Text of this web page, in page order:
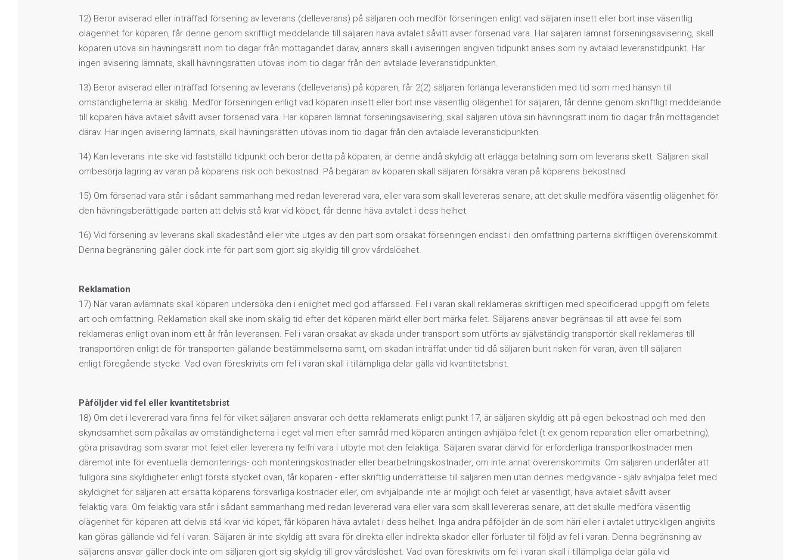
12) Beror aviserad eller inträffad försening av leverans (delleverans) på säljaren och medför förseningen enligt vad säljaren insett eller bort inse väsentlig
olägenhet för köparen, får denne genom skriftligt meddelande till säljaren häva avtalet såvitt avser försenad vara. Har säljaren lämnat förseningsavisering, skall
köparen utöva sin hävningsrätt inom tio dagar från mottagandet därav, annars skall i aviseringen angiven tidpunkt anses som ny avtalad leveranstidpunkt. Har
ingen avisering lämnats, skall hävningsrätten utövas inom tio dagar från den avtalade leveranstidpunkten.
13) Beror aviserad eller inträffad försening av leverans (delleverans) på köparen, får 2(2) säljaren förlänga leveranstiden med tid som med hänsyn till
omständigheterna är skälig. Medför förseningen enligt vad köparen insett eller bort inse väsentlig olägenhet för säljaren, får denne genom skriftligt meddelande
till köparen häva avtalet såvitt avser försenad vara. Har köparen lämnat förseningsavisering, skall säljaren utöva sin hävningsrätt inom tio dagar från mottagandet
därav. Har ingen avisering lämnats, skall hävningsrätten utövas inom tio dagar från den avtalade leveranstidpunkten.
14) Kan leverans inte ske vid fastställd tidpunkt och beror detta på köparen, är denne ändå skyldig att erlägga betalning som om leverans skett. Säljaren skall
ombesörja lagring av varan på köparens risk och bekostnad. På begäran av köparen skall säljaren försäkra varan på köparens bekostnad.
15) Om försenad vara står i sådant sammanhang med redan levererad vara, eller vara som skall levereras senare, att det skulle medföra väsentlig olägenhet för
den hävningsberättigade parten att delvis stå kvar vid köpet, får denne häva avtalet i dess helhet.
16) Vid försening av leverans skall skadestånd eller vite utges av den part som orsakat förseningen endast i den omfattning parterna skriftligen överenskommit.
Denna begränsning gäller dock inte för part som gjort sig skyldig till grov vårdslöshet.
Reklamation
17) När varan avlämnats skall köparen undersöka den i enlighet med god affärssed. Fel i varan skall reklameras skriftligen med specificerad uppgift om felets
art och omfattning. Reklamation skall ske inom skälig tid efter det köparen märkt eller bort märka felet. Säljarens ansvar begränsas till att avse fel som
reklameras enligt ovan inom ett år från leveransen. Fel i varan orsakat av skada under transport som utförts av självständig transportör skall reklameras till
transportören enligt de för transporten gällande bestämmelserna samt, om skadan inträffat under tid då säljaren burit risken för varan, även till säljaren
enligt föregående stycke. Vad ovan föreskrivits om fel i varan skall i tillämpliga delar gälla vid kvantitetsbrist.
Påföljder vid fel eller kvantitetsbrist
18) Om det i levererad vara finns fel för vilket säljaren ansvarar och detta reklamerats enligt punkt 17, är säljaren skyldig att på egen bekostnad och med den
skyndsamhet som påkallas av omständigheterna i eget val men efter samråd med köparen antingen avhjälpa felet (t ex genom reparation eller omarbetning),
göra prisavdrag som svarar mot felet eller leverera ny felfri vara i utbyte mot den felaktiga. Säljaren svarar därvid för erforderliga transportkostnader men
däremot inte för eventuella demonterings- och monteringskostnader eller bearbetningskostnader, om inte annat överenskommits. Om säljaren underlåter att
fullgöra sina skyldigheter enligt första stycket ovan, får köparen - efter skriftlig underrättelse till säljaren men utan dennes medgivande - själv avhjälpa felet med
skyldighet för säljaren att ersätta köparens försvarliga kostnader eller, om avhjälpande inte är möjligt och felet är väsentligt, häva avtalet såvitt avser
felaktig vara. Om felaktig vara står i sådant sammanhang med redan levererad vara eller vara som skall levereras senare, att det skulle medföra väsentlig
olägenhet för köparen att delvis stå kvar vid köpet, får köparen häva avtalet i dess helhet. Inga andra påföljder än de som häri eller i avtalet uttryckligen angivits
kan göras gällande vid fel i varan. Säljaren är inte skyldig att svara för direkta eller indirekta skador eller förluster till följd av fel i varan. Denna begränsning av
säljarens ansvar gäller dock inte om säljaren gjort sig skyldig till grov vårdslöshet. Vad ovan föreskrivits om fel i varan skall i tillämpliga delar gälla vid